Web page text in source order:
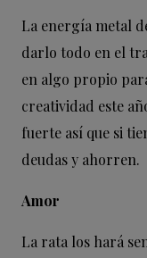
La energía metal
darlo todo en el
en algo propio
creatividad este
fuerte así que si
deudas y ahorren.
Amor
La rata los hará